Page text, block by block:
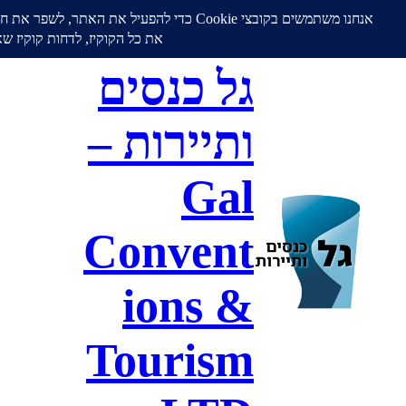
גל כנסים
ותיירות –
Gal
Convent
ions &
Tourism